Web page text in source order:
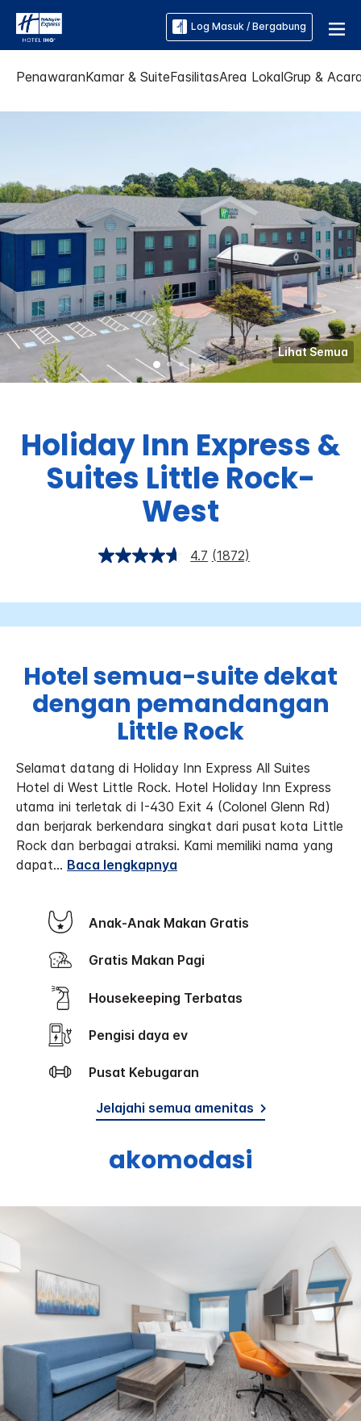
Log Masuk / Bergabung
PenawaranKamar & SuiteFasilitasArea LokalGrup &
Lihat Semua
Holiday Inn Express &
Suites Little Rock-
West
4.7 (1872)
Hotel semua-suite dekat
dengan pemandangan
Little Rock
Selamat datang di Holiday Inn Express All Suites
Hotel di West Little Rock. Hotel Holiday Inn Express
utama ini terletak di I-430 Exit 4 (Colonel Glenn Rd)
dan berjarak berkendara singkat dari pusat kota Little
Rock dan berbagai atraksi. Kami memiliki nama yang
dapat... Baca lengkapnya
Anak-Anak Makan Gratis
Gratis Makan Pagi
Housekeeping Terbatas
Pengisi daya ev
Pusat Kebugaran
Jelajahi semua amenitas
akomodasi